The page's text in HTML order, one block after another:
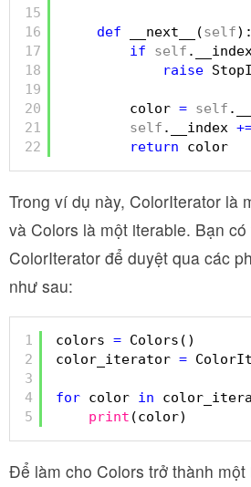
15
16
17
18
19
20
21
22
def __next__(self):
if
self
raise
color = self
self .__index +
return
color
Trong ví dụ này, ColorIterator là
và Colors là một iterable. Bạn
ColorIterator để duyệt qua các
như sau:
1
2
3
4
5
colors = Colors()
color_iterator =
for color in
print (color)
Để làm cho Colors trở thành